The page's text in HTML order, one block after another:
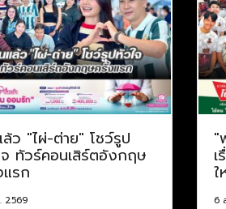
ว "ไผ่-ต่าย" โชว์รูป
ทัวร์คอนเสิร์ตอังกฤษ
รก
2569
"
6